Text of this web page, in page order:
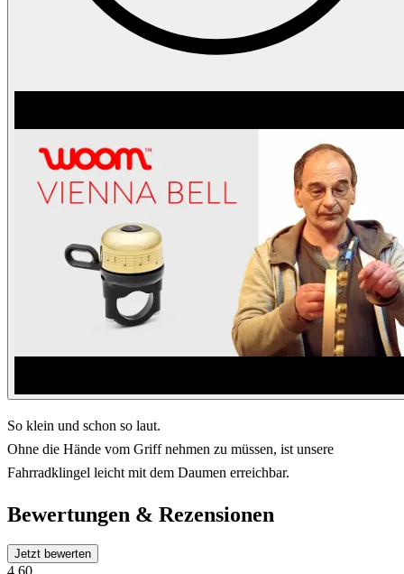
So klein und schon so laut.
Ohne die Hände vom Griff nehmen zu müssen, ist unsere
Fahrradklingel leicht mit dem Daumen erreichbar.
Bewertungen & Rezensionen
Jetzt bewerten